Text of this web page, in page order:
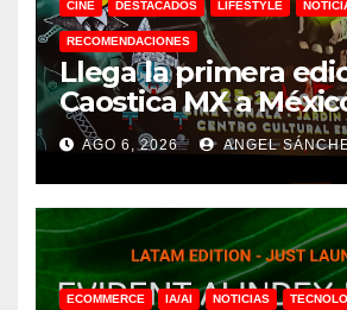
CINE DESTACADOS LIFESTYLE
RECOMENDACIONES
Llega la primera
Caostica MX a
AGO 6, 2026 ANGEL
ECOMMERCE IA/AI NOTICIAS